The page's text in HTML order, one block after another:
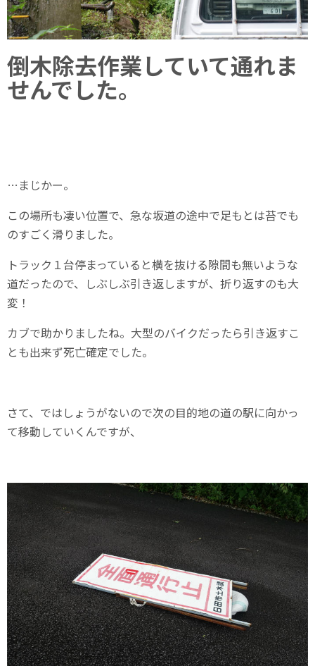
倒木除去作業していて通れま
せんでした。
…まじかー。
この場所も凄い位置で、急な坂道の途中で足もとは苔でも
のすごく滑りました。
トラック１台停まっていると横を抜ける隙間も無いような
道だったので、しぶしぶ引き返しますが、折り返すのも大
変！
カブで助かりましたね。大型のバイクだったら引き返すこ
とも出来ず死亡確定でした。
さて、ではしょうがないので次の目的地の道の駅に向かっ
て移動していくんですが、